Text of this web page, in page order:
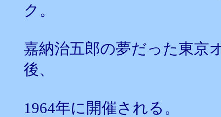
ク。
嘉納治五郎の夢だった東京
後、
1964年に開催される。